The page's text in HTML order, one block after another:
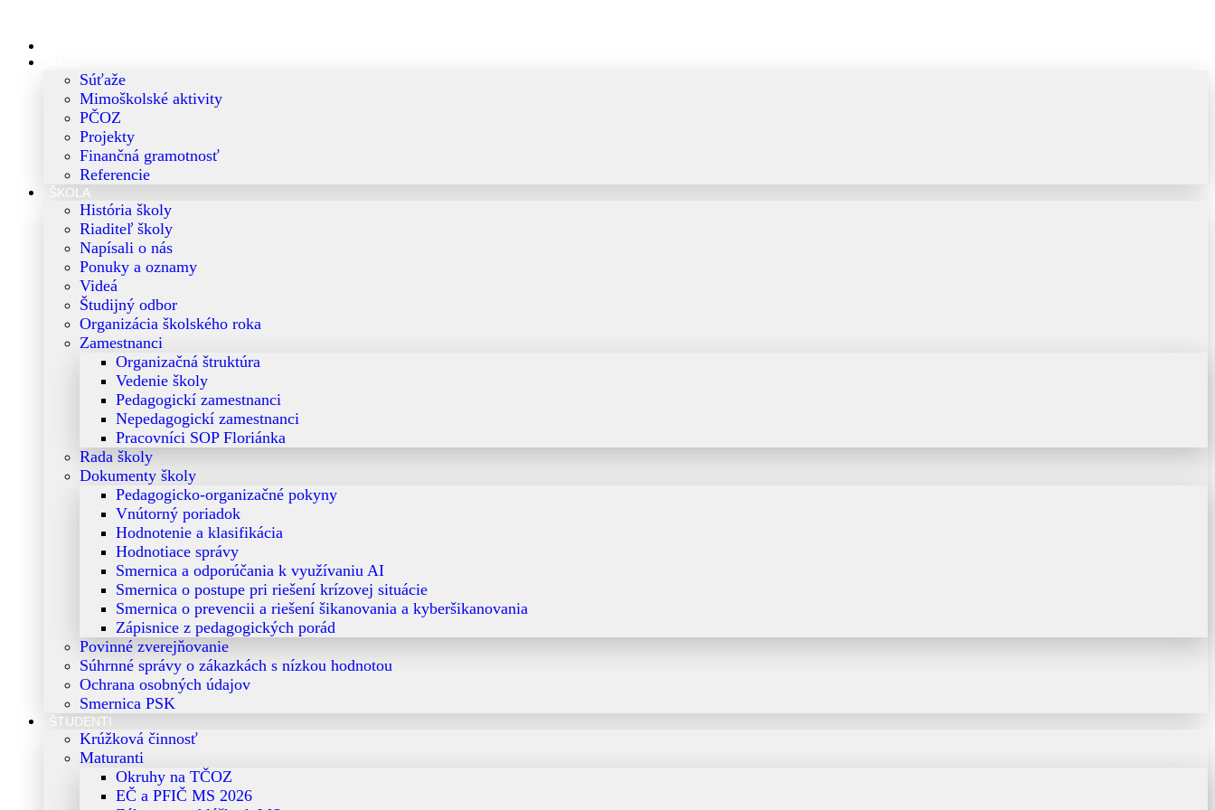
obsah
Súťaže
Mimoškolské aktivity
PČOZ
Projekty
Finančná gramotnosť
Referencie
ŠKOLA
História školy
Riaditeľ školy
Napísali o nás
Ponuky a oznamy
Videá
Študijný odbor
Organizácia školského roka
Zamestnanci
Organizačná štruktúra
Vedenie školy
Pedagogickí zamestnanci
Nepedagogickí zamestnanci
Pracovníci SOP Floriánka
Rada školy
Dokumenty školy
Pedagogicko-organizačné pokyny
Vnútorný poriadok
Hodnotenie a klasifikácia
Hodnotiace správy
Smernica a odporúčania k využívaniu AI
Smernica o postupe pri riešení krízovej situácie
Smernica o prevencii a riešení šikanovania a kyberšikanovania
Zápisnice z pedagogických porád
Povinné zverejňovanie
Súhrnné správy o zákazkách s nízkou hodnotou
Ochrana osobných údajov
Smernica PSK
ŠTUDENTI
Krúžková činnosť
Maturanti
Okruhy na TČOZ
EČ a PFIČ MS 2026